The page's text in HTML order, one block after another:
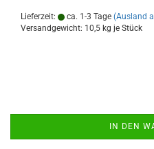
Lieferzeit: ca. 1-3 Tage (Ausland
Versandgewicht: 10,5 kg je Stück
IN DEN